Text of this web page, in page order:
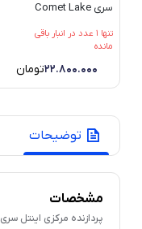
سری Comet Lake
تنها 1 عدد در انبار باقی
مانده
22.800.000تومان
توضیحات
مشخصات
پردازنده مرکزی اینتل سری Coffee Lake مدل Core i3-10100F Tray